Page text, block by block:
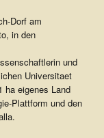
Dorf am
in den
und
Universitaet
ha eigenes Land
Plattform und den